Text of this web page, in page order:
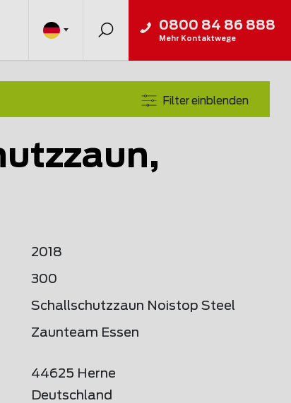
0800 84 86 888
Mehr Kontaktwege
Filter einblenden
2018
300
Schallschutzzaun Noistop Steel
Zaunteam Essen
44625 Herne
Deutschland